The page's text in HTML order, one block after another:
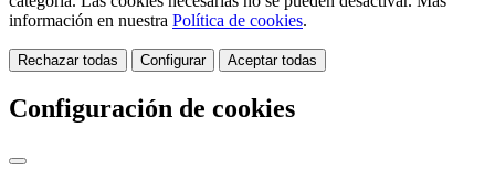
información en nuestra Política de cookies.
Rechazar todas Configurar Aceptar todas
Configuración de cookies